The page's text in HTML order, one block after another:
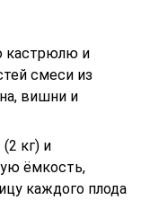
кастрюлю и
смеси из
вишни и
кг) и
ёмкость,
каждого плода